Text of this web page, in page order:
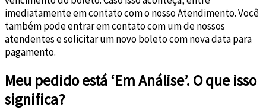
imediatamente em contato com o nosso Atendimento. Você
também pode entrar em contato com um de nossos
atendentes e solicitar um novo boleto com nova data para
pagamento.
Meu pedido está ‘Em Análise’. O que isso
significa?